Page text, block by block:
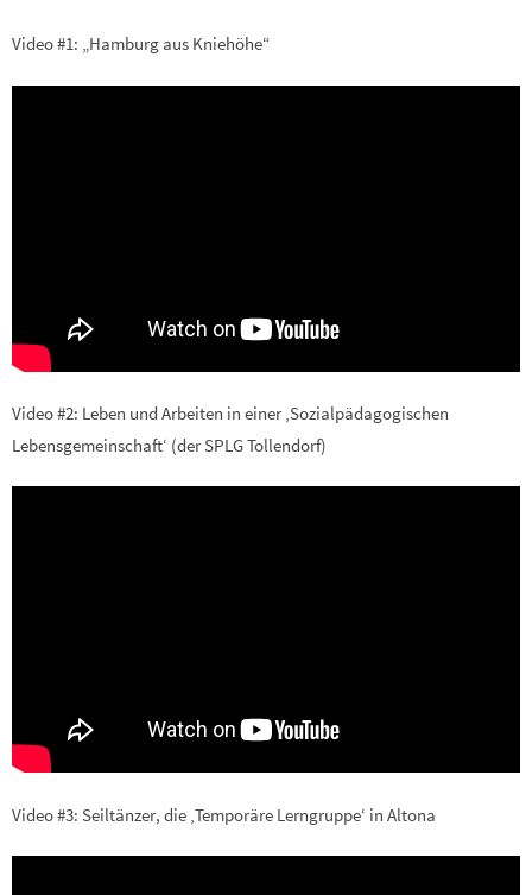
Video #1: „Hamburg aus Kniehöhe“
Video #2: Leben und Arbeiten in einer ‚Sozialpädagogischen
Lebensgemeinschaft‘ (der SPLG Tollendorf)
Video #3: Seiltänzer, die ‚Temporäre Lerngruppe‘ in Altona